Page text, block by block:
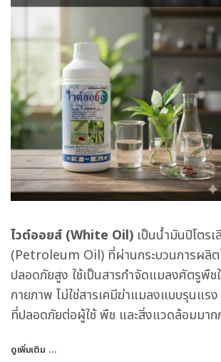
ไวต์ออยส์ (White Oil) เป็นน้ำมันปิโตร
(Petroleum Oil) ที่ผ่านกระบวนการผลิต
ปลอดภัยสูง ใช้เป็นสารกำจัดแมลงศัตรูพืช
กายภาพ ไม่ใช่สารเคมีฆ่าแมลงแบบรุนแรง
ที่ปลอดภัยต่อผู้ใช้ พืช และสิ่งแวดล้อมมาก
ดูเพิ่มเติม …